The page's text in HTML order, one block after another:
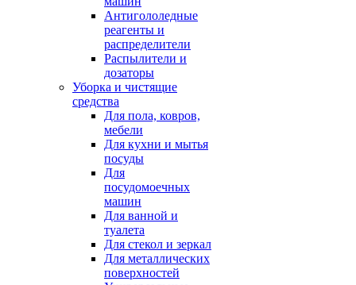
Антигололедные
реагенты и
распределители
Распылители и
дозаторы
Уборка и чистящие
средства
Для пола, ковров,
мебели
Для кухни и мытья
посуды
Для
посудомоечных
машин
Для ванной и
туалета
Для стекол и зеркал
Для металлических
поверхностей